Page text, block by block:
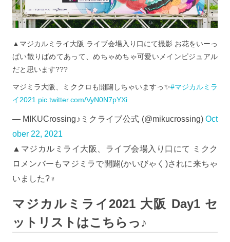
▲マジカルミライ大阪 ライブ会場入り口にて撮影 お花をいーっ
ぱい散りばめてあって、めちゃめちゃ可愛いメインビジュアル
だと思います???
マジミラ大阪、ミククロも開闢しちゃいますっ✨#マジカルミラ
イ2021 pic.twitter.com/VyN0N7pYXi
— MIKUCrossing♪ミクライブ公式 (@mikucrossing) Oct
ober 22, 2021
▲マジカルミライ大阪、ライブ会場入り口にて ミクク
ロメンバーもマジミラで開闢(かいびゃく)されに来ちゃ
いました?‍♀️
マジカルミライ2021 大阪 Day1 セ
ットリストはこちらっ♪